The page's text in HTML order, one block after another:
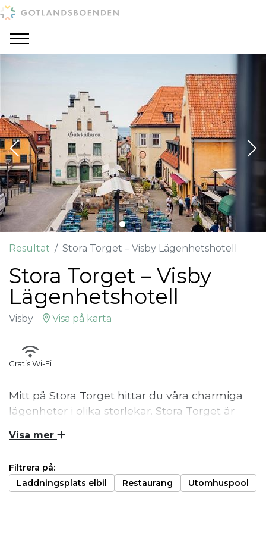
Resultat Stora Torget – Visby Lägenhetshotell
Stora Torget – Visby
Lägenhetshotell
Visby Visa på karta
Gratis Wi-Fi
Mitt på Stora Torget hittar du våra charmiga
lägenheter i olika storlekar. Stora Torget är
kommer du inte! Här bor du mitt i en av
Smakfullt inredda lägenheter i olika storlekar och
Visa mer
Filtrera på:
Laddningsplats elbil
Restaurang Utomhuspool